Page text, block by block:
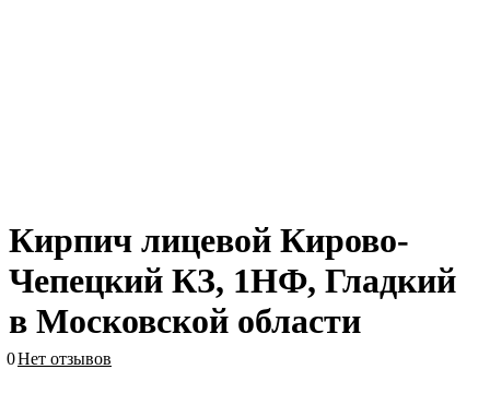
Кирпич лицевой Кирово-
Чепецкий КЗ, 1НФ, Гладкий
в Московской области
0Нет отзывов